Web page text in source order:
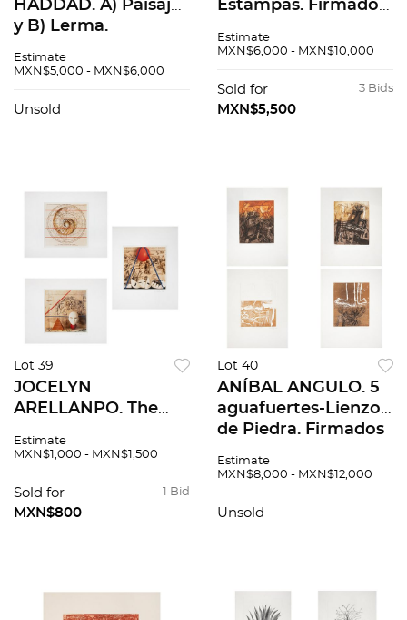
HADDAD. A) Paisaje
y B) Lerma.
78 y 79. Acuarelas
cm cu. Pzas: 2
Estimate
MXN$5,000 - MXN$6,000
Unsold
Estampas. Firmados.
y litografía con
Medidas variables.
Pzas: 12.
Estimate
MXN$6,000 - MXN$10,000
3 Bids
Sold for
MXN$5,500
Lot 39
JOCELYN
ARELLANPO. The
Magical Object.
1988. Plata gelatina.
28 x 35.5 cm
Estimate
MXN$1,000 - MXN$1,500
1 Bid
Sold for
MXN$800
Lot 40
ANÍBAL ANGULO. 5
aguafuertes-Lienzo
de Piedra. Firmados
Grabados al
39.5x31cm papel cu
Estimate
MXN$8,000 - MXN$12,000
Unsold